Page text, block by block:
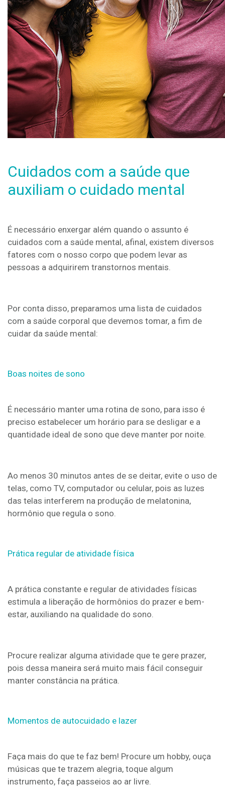
Cuidados com a saúde que
auxiliam o cuidado mental
É necessário enxergar além quando o assunto é
cuidados com a saúde mental, afinal, existem diversos
fatores com o nosso corpo que podem levar as
pessoas a adquirirem transtornos mentais.
Por conta disso, preparamos uma lista de cuidados
com a saúde corporal que devemos tomar, a fim de
cuidar da saúde mental:
Boas noites de sono
É necessário manter uma rotina de sono, para isso é
preciso estabelecer um horário para se desligar e a
quantidade ideal de sono que deve manter por noite.
Ao menos 30 minutos antes de se deitar, evite o uso de
telas, como TV, computador ou celular, pois as luzes
das telas interferem na produção de melatonina,
hormônio que regula o sono.
Prática regular de atividade física
A prática constante e regular de atividades físicas
estimula a liberação de hormônios do prazer e bem-
estar, auxiliando na qualidade do sono.
Procure realizar alguma atividade que te gere prazer,
pois dessa maneira será muito mais fácil conseguir
manter constância na prática.
Momentos de autocuidado e lazer
Faça mais do que te faz bem! Procure um hobby, ouça
músicas que te trazem alegria, toque algum
instrumento, faça passeios ao ar livre.